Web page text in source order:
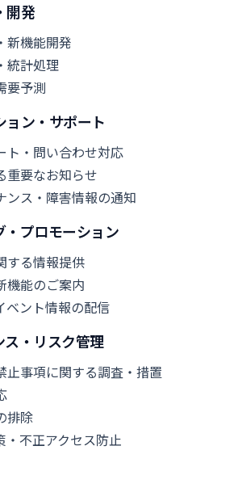
開発
新機能開発
統計処理
要予測
ョン・サポート
ト・問い合わせ対応
重要なお知らせ
ンス・障害情報の通知
・プロモーション
する情報提供
機能のご案内
ベント情報の配信
ス・リスク管理
止事項に関する調査・措置
排除
・不正アクセス防止